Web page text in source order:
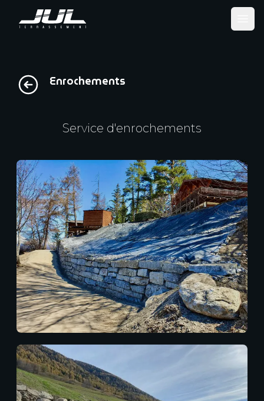
Enrochements
Service d'enrochements